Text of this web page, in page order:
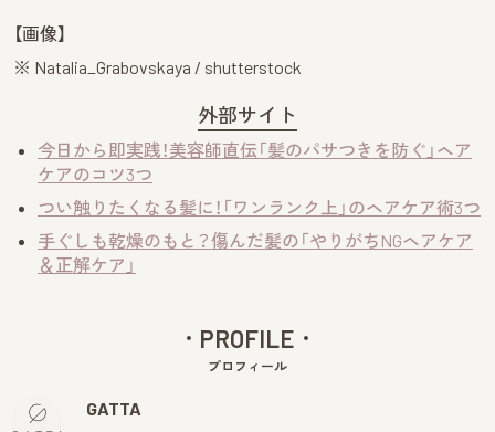
【画像】
※ Natalia_Grabovskaya / shutterstock
外部サイト
今日から即実践！美容師直伝「髪のパサつきを防ぐ」ヘア
ケアのコツ3つ
つい触りたくなる髪に！「ワンランク上」のヘアケア術3つ
手ぐしも乾燥のもと？傷んだ髪の「やりがちNGヘアケア
＆正解ケア」
PROFILE
プロフィール
GATTA